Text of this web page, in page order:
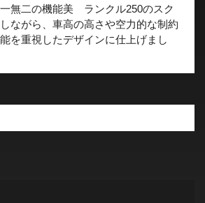
無二の機能美 ランクル250のスク
ながら、車高の高さや空力的な制約
を重視したデザインに仕上げまし